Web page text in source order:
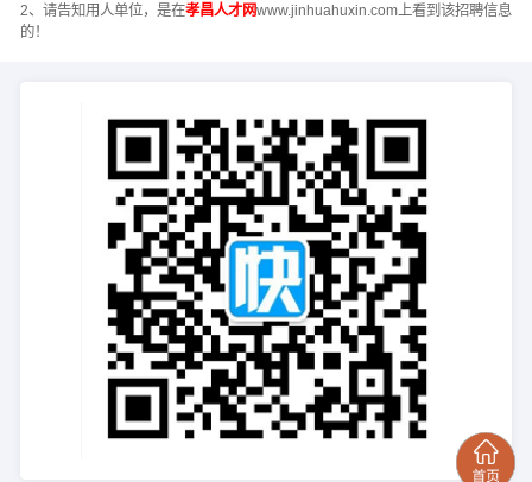
2、请告知用人单位，是在孝昌人才网www.jinhuahuxin.com上看到该招聘信息
的！